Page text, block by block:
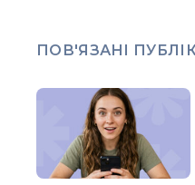
ПОВ'ЯЗАНІ